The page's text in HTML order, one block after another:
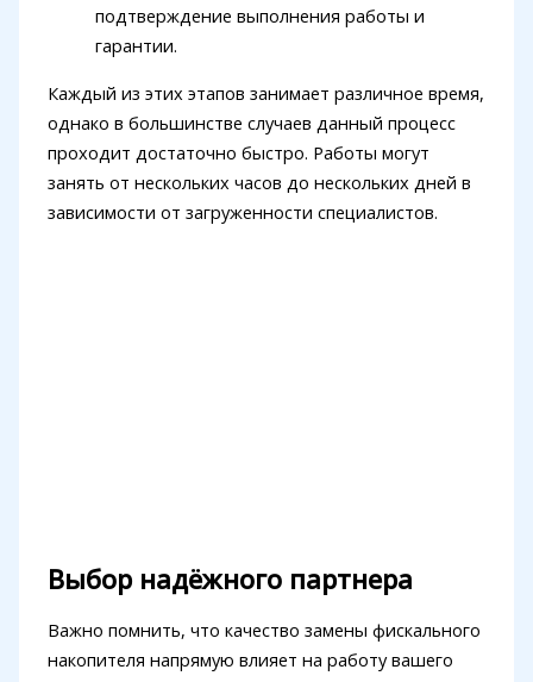
подтверждение выполнения работы и
гарантии.
Каждый из этих этапов занимает различное время,
однако в большинстве случаев данный процесс
проходит достаточно быстро. Работы могут
занять от нескольких часов до нескольких дней в
зависимости от загруженности специалистов.
Выбор надёжного партнера
Важно помнить, что качество замены фискального
накопителя напрямую влияет на работу вашего